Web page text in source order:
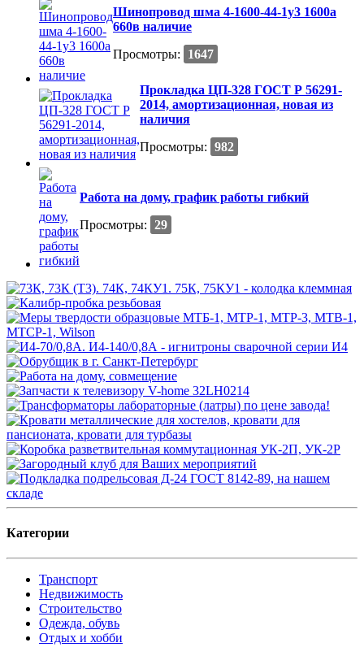
Шинопровод шма 4-1600-44-1у3 1600а
660в наличие
Просмотры:
1647
Прокладка ЦП-328 ГОСТ Р 56291-
2014, амортизационная, новая из
наличия
Просмотры: 982
Работа на дому, график работы гибкий
Просмотры: 29
Категории
Транспорт
Недвижимость
Строительство
Одежда, обувь
Отдых и хобби